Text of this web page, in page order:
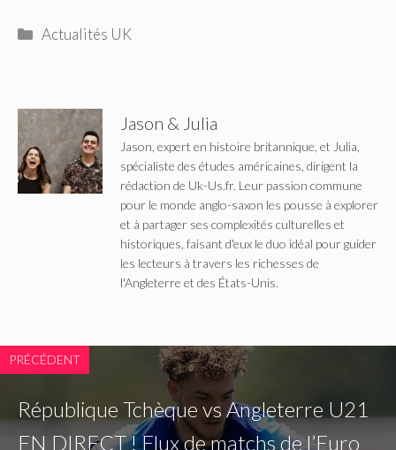
Catégories
Actualités UK
Jason & Julia
Jason, expert en histoire britannique, et Julia,
spécialiste des études américaines, dirigent la
rédaction de Uk-Us.fr. Leur passion commune
pour le monde anglo-saxon les pousse à explorer
et à partager ses complexités culturelles et
historiques, faisant d'eux le duo idéal pour guider
les lecteurs à travers les richesses de
l'Angleterre et des États-Unis.
PRÉCÉDENT
République Tchèque vs Angleterre U21
EN DIRECT ! Flux de matchs de l’Euro